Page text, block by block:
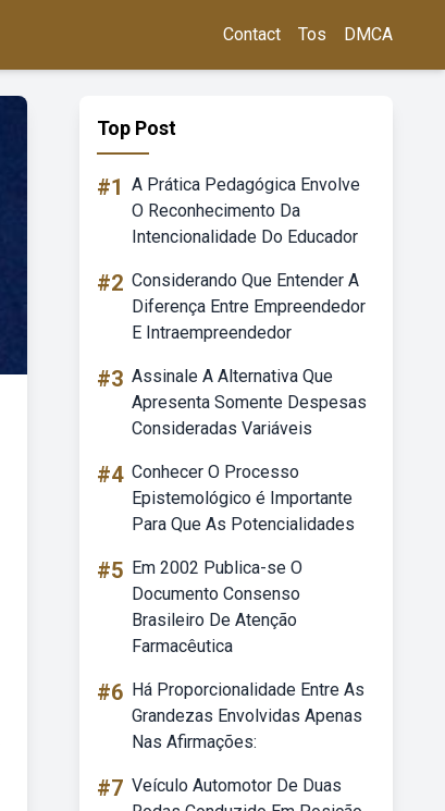
Contact Tos DMCA
Top Post
#1 A Prática Pedagógica Envolve
O Reconhecimento Da
Intencionalidade Do Educador
#2 Considerando Que Entender A
Diferença Entre Empreendedor
E Intraempreendedor
#3 Assinale A Alternativa Que
Apresenta Somente Despesas
Consideradas Variáveis
#4 Conhecer O Processo
Epistemológico é Importante
Para Que As Potencialidades
#5 Em 2002 Publica-se O
Documento Consenso
Brasileiro De Atenção
Farmacêutica
#6 Há Proporcionalidade Entre As
Grandezas Envolvidas Apenas
Nas Afirmações:
#7 Veículo Automotor De Duas